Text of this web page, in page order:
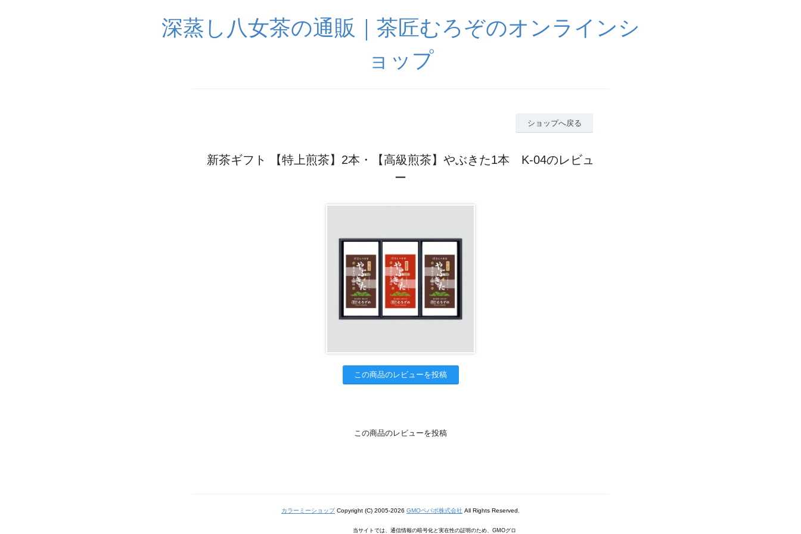
深蒸し八女茶の通販｜茶匠むろぞのオンラインシ
ョップ
ショップへ戻る
新茶ギフト 【特上煎茶】2本・【高級煎茶】やぶきた1本 K-04のレビュ
ー
この商品のレビューを投稿
この商品のレビューを投稿
カラーミーショップCopyright (C) 2005-2026 GMOペパボ株式会社 All Rights Reserved.
当サイトでは、通信情報の暗号化と実在性の証明のため、GMOグロ